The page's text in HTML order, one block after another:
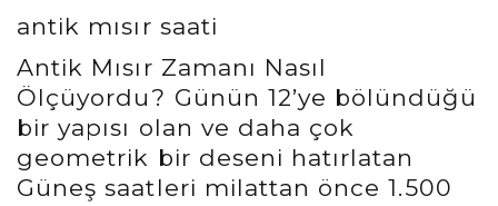
antik mısır saati
Antik Mısır Zamanı Nasıl
Ölçüyordu? Günün 12’ye bölündüğü
bir yapısı olan ve daha çok
geometrik bir deseni hatırlatan
Güneş saatleri milattan önce 1.500